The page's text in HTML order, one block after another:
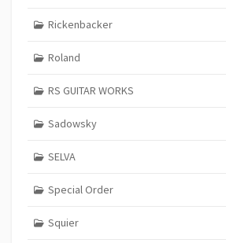
Rickenbacker
Roland
RS GUITAR WORKS
Sadowsky
SELVA
Special Order
Squier